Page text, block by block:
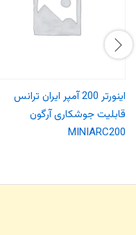
اینورتر 200 آمپر ایران ترانس
قابلیت جوشکاری آرگون
MINIARC200